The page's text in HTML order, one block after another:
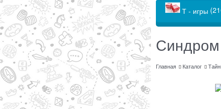
Т - игры
Синдром
Главная Каталог